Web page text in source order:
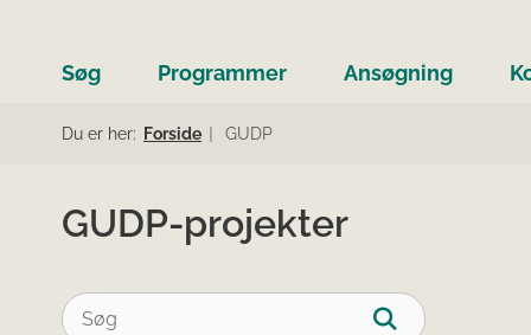
Søg Programmer Ansøgning
Du er her: Forside GUDP
GUDP-projekter